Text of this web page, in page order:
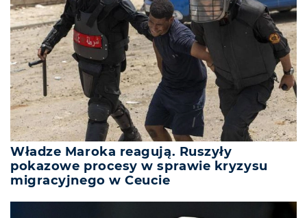
Władze Maroka reagują. Ruszyły
pokazowe procesy w sprawie kryzysu
migracyjnego w Ceucie